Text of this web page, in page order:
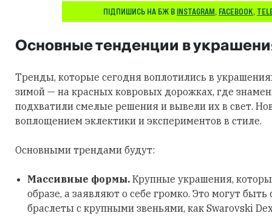
ПІДПИШИСЬ НА БЖ В INSTAGRAM, FACEBOOK,
Основные тенденции в
Тренды, которые сегодня воплотились в
зимой — на красных ковровых дорожках, где
подхватили смелые решения и вывели их в свет.
воплощением эклектики и экспериментов в стиле.
Основными трендами будут:
Массивные формы. Крупные украшения,
образе, а заявляют о себе громко. Это могут быть
браслеты с крупными звеньями, как Swarovski